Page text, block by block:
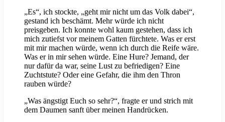
„Es“, ich stockte, „geht mir nicht um das Volk dabei“,
gestand ich beschämt. Mehr würde ich nicht
preisgeben. Ich konnte wohl kaum gestehen, dass ich
mich zutiefst vor meinem Gatten fürchtete. Was er erst
mit mir machen würde, wenn ich durch die Reife wäre.
Was er in mir sehen würde. Eine Hure? Jemand, der
nur dafür da war, seine Lust zu befriedigen? Eine
Zuchtstute? Oder eine Gefahr, die ihm den Thron
rauben würde?
„Was ängstigt Euch so sehr?“, fragte er und strich mit
dem Daumen sanft über meinen Handrücken.